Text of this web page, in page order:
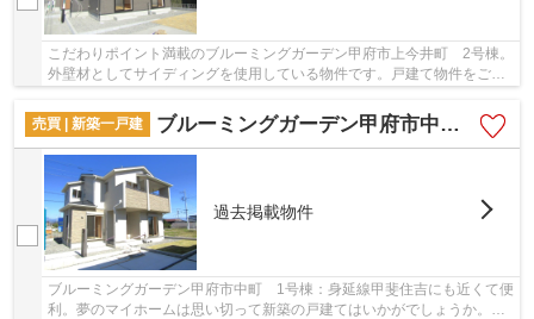
こだわりポイント満載のブルーミングガーデン甲府市上今井町 2号棟。
外壁材としてサイディングを使用している物件です。戸建て物件をご検
売買 | 新築一戸建
ブルーミングガーデン甲府市中町 1号棟
過去掲載物件
ブルーミングガーデン甲府市中町 1号棟：身延線甲斐住吉にも近くて便
利。夢のマイホームは思い切って新築の戸建てはいかがでしょうか。安